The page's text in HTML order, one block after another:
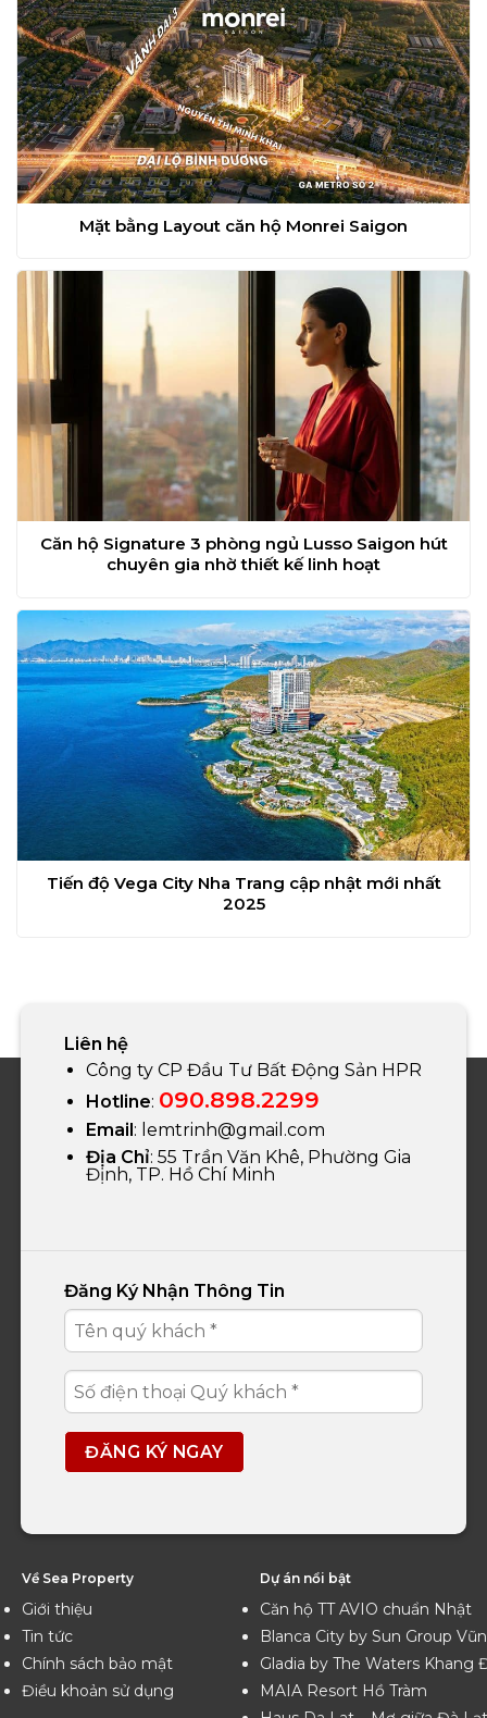
Mặt bằng Layout căn hộ Monrei Saigon
Căn hộ Signature 3 phòng ngủ Lusso Saigon hút
chuyên gia nhờ thiết kế linh hoạt
Tiến độ Vega City Nha Trang cập nhật mới nhất
2025
Liên hệ
Công ty CP Đầu Tư Bất Động Sản HPR
Hotline: 090.898.2299
Email: lemtrinh@gmail.com
Địa Chỉ: 55 Trần Văn Khê, Phường Gia
Định, TP. Hồ Chí Minh
Đăng Ký Nhận Thông Tin
Về Sea Property
Giới thiệu
Tin tức
Chính sách bảo mật
Điều khoản sử dụng
Dự án nổi bật
Căn hộ TT AVIO chuẩn Nhật
Blanca City by Sun Group
Gladia by The Waters Khang
MAIA Resort Hồ Tràm